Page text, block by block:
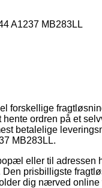
A1237 MB283LL
forskellige
ordren på et
betalelige
MB283LL.
eller til adressen
prisbilligste
dig nærved